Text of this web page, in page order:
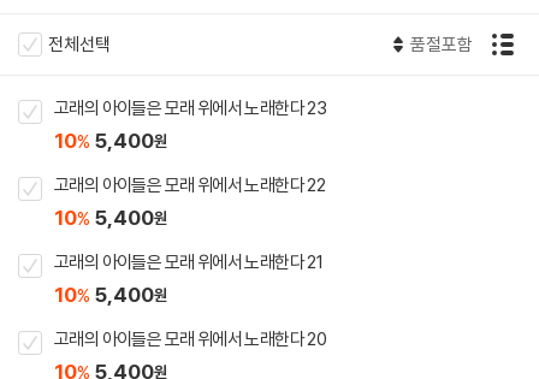
전체선택 품절포함
고래의 아이들은 모래 위에서 노래한다 23
10% 5,400원
고래의 아이들은 모래 위에서 노래한다 22
10% 5,400원
고래의 아이들은 모래 위에서 노래한다 21
10% 5,400원
고래의 아이들은 모래 위에서 노래한다 20
10% 5,400원